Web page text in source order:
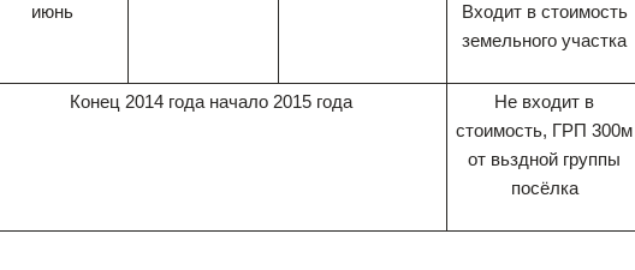
июнь
Входит в стоимость
земельного участка
Конец 2014 года начало 2015 года
Не входит в
стоимость, ГРП 300м
от вьздной группы
посёлка